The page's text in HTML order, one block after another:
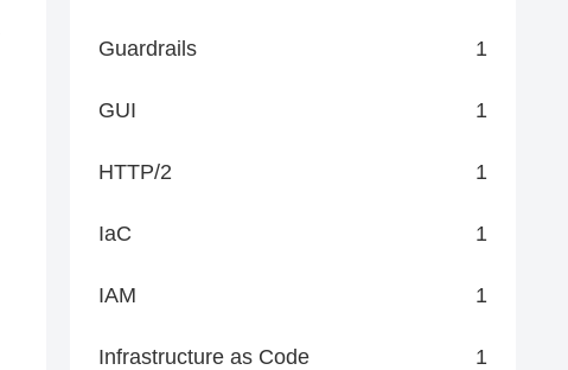
Guardrails 1
GUI 1
HTTP/2 1
IaC 1
IAM 1
Infrastructure as Code 1